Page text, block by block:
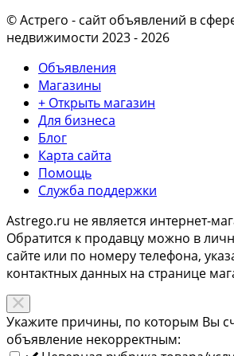
© Астрего - сайт объявлений в
недвижимости 2023 - 2026
Объявления
Магазины
+ Открыть магазин
Для бизнеса
Блог
Карта сайта
Помощь
Служба поддержки
Astrego.ru не является интернет-
Обратится к продавцу можно в
сайте или по номеру телефона,
контактных данных на странице
Укажите причины, по которым Вы
объявление некорректным: